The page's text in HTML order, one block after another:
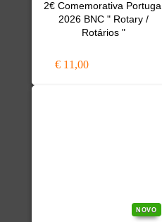
2€ Comemorativa Portugal
2026 BNC " Rotary /
Rotários "
€ 11,00
NOVO